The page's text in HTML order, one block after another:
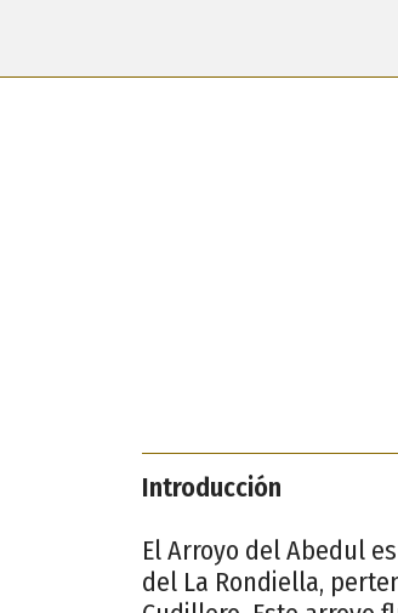
Introducción
El Arroyo del Abedul
del La Rondiella,